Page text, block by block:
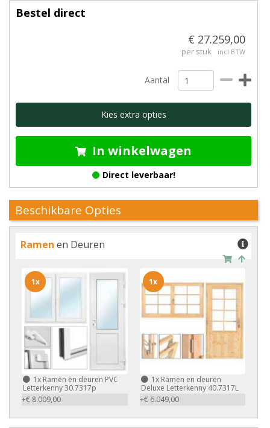
Bestel direct
€ 27.259,00
per stuk incl BTW
Aantal
Kies extra opties
In winkelwagen
Direct leverbaar!
Beschikbare Opties
Ramen en Deuren
1x Ramen en deuren PVC
Letterkenny 30.7317p
+€ 8.009,00
1x
1xRamen en deuren
Deluxe Letterkenny 40.7317L
+€ 6.049,00
1x